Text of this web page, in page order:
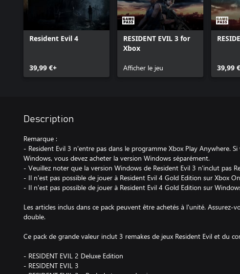
Resident Evil 4
39,99 €+
RESIDENT EVIL 3 for
Xbox
Afficher le jeu 39,99
Description
Remarque :
- Resident Evil 3 n'entre pas dans le programme Xbox Play Anywhere.
Windows, vous devez acheter la version Windows séparément.
- Veuillez noter que la version Windows de Resident Evil 3 n'inclut pas
- Il n'est pas possible de jouer à Resident Evil 4 Gold Edition sur Xbox
- Il n'est pas possible de jouer à Resident Evil 4 Gold Edition sur
Les articles inclus dans ce pack peuvent être achetés à l'unité. Assurez-
double.
Ce pack de grande valeur inclut 3 remakes de jeux Resident Evil et du
- RESIDENT EVIL 2 Deluxe Edition
- RESIDENT EVIL 3